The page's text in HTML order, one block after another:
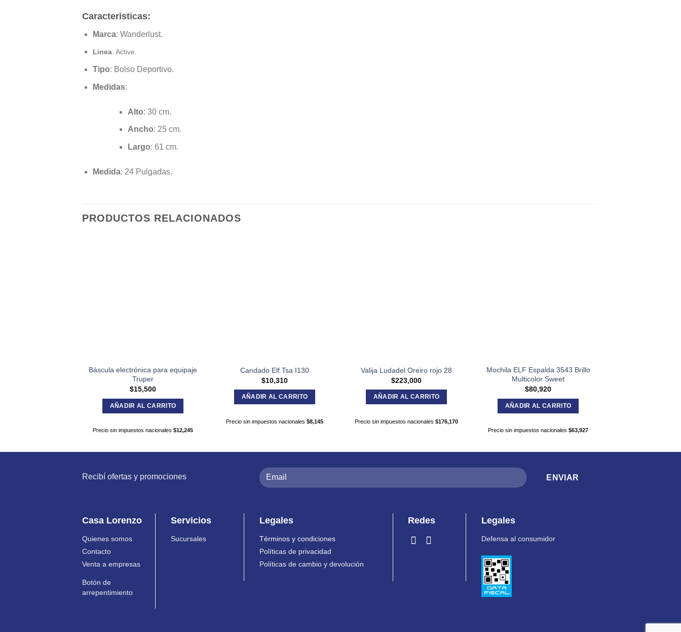
Caracteristicas:
Marca: Wanderlust.
Linea: Active.
Tipo: Bolso Deportivo.
Medidas:
Alto: 30 cm.
Ancho: 25 cm.
Largo: 61 cm.
Medida: 24 Pulgadas.
PRODUCTOS RELACIONADOS
Báscula electrónica para equipaje
Truper
$15,500
AÑADIR AL CARRITO
Precio sin impuestos nacionales $12,245
Candado Elf Tsa I130
$10,310
AÑADIR AL CARRITO
Precio sin impuestos nacionales $8,145
Valija Ludadel Oreiro rojo 28
$223,000
AÑADIR AL CARRITO
Precio sin impuestos nacionales $176,170
Mochila ELF Espalda 3543 Brillo
Multicolor Sweet
$80,920
AÑADIR AL CARRITO
Precio sin impuestos nacionales $63,927
Recibí ofertas y promociones
Casa Lorenzo
Quienes somos
Contacto
Venta a empresas
Botón de
arrepentimiento
Servicios
Sucursales
Legales
Términos y condiciones
Políticas de privacidad
Políticas de cambio y devolución
Redes Legales
Defensa al consumidor